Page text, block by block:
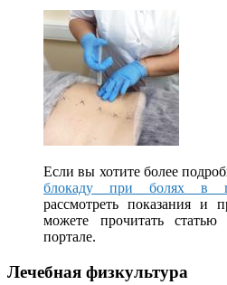
Если вы хотите более
блокаду при болях в
рассмотреть показания и
можете прочитать
портале.
Лечебная физкультура